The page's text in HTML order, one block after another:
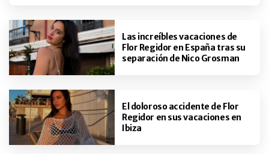
Las increíbles vacaciones de
Flor Regidor en España tras su
separación de Nico Grosman
El doloroso accidente de Flor
Regidor en sus vacaciones en
Ibiza